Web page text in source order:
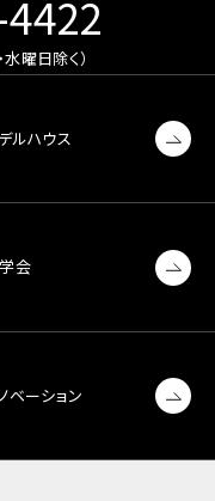
曜日除く）
ルハウス
会
ベーション